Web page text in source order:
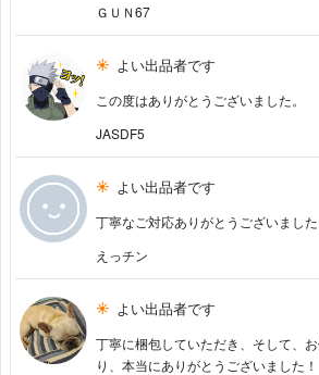
ＧＵＮ67
よい出品者です
この度はありがとうございました。
JASDF5
よい出品者です
丁寧なご対応ありがとうございました
えっチン
よい出品者です
丁寧に梱包していただき、そして、
り、本当にありがとうございました！